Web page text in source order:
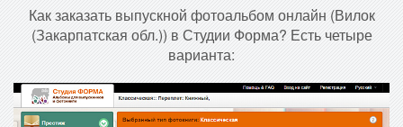
Как заказать выпускной фотоальбом онлайн (Вилок
(Закарпатская обл.)) в Студии Форма? Есть четыре
варианта: